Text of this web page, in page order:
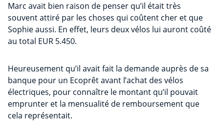
Marc avait bien raison de penser qu’il était très
souvent attiré par les choses qui coûtent cher et que
Sophie aussi. En effet, leurs deux vélos lui auront coûté
au total EUR 5.450.
Heureusement qu’il avait fait la demande auprès de sa
banque pour un Ecoprêt avant l’achat des vélos
électriques, pour connaître le montant qu’il pouvait
emprunter et la mensualité de remboursement que
cela représentait.